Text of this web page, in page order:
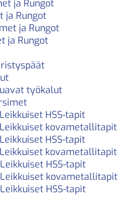
ja Rungot
ja Rungot
ja Rungot
ja Rungot
työkalut
HSS-tapit
kovametallitapit
HSS-tapit
kovametallitapit
HSS-tapit
kovametallitapit
HSS-tapit